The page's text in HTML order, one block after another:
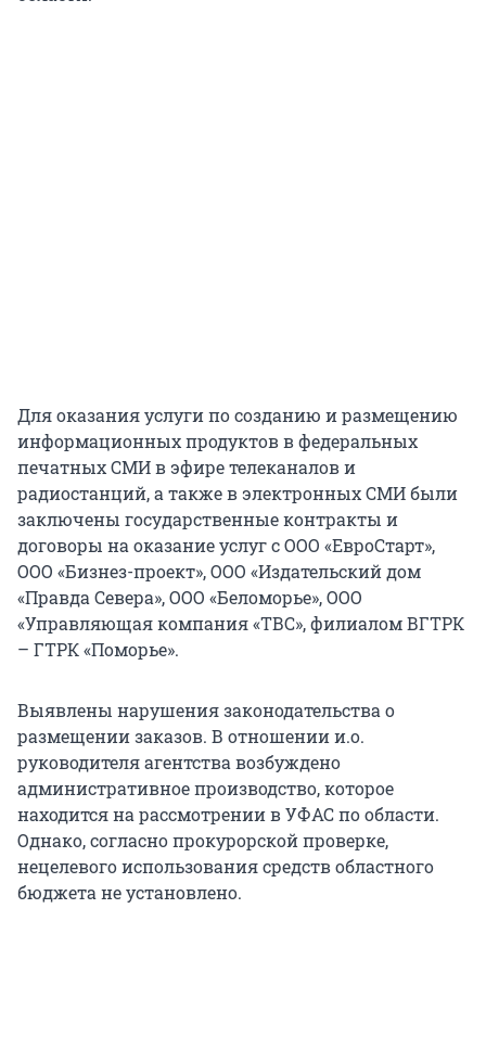
Для оказания услуги по созданию и размещению
информационных продуктов в федеральных
печатных СМИ в эфире телеканалов и
радиостанций, а также в электронных СМИ были
заключены государственные контракты и
договоры на оказание услуг с ООО «ЕвроСтарт»,
ООО «Бизнез-проект», ООО «Издательский дом
«Правда Севера», ООО «Беломорье», ООО
«Управляющая компания «ТВС», филиалом ВГТРК
– ГТРК «Поморье».
Выявлены нарушения законодательства о
размещении заказов. В отношении и.о.
руководителя агентства возбуждено
административное производство, которое
находится на рассмотрении в УФАС по области.
Однако, согласно прокурорской проверке,
нецелевого использования средств областного
бюджета не установлено.